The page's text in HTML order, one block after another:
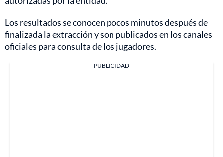
Los resultados se conocen pocos minutos después de
finalizada la extracción y son publicados en los canales
oficiales para consulta de los jugadores.
PUBLICIDAD